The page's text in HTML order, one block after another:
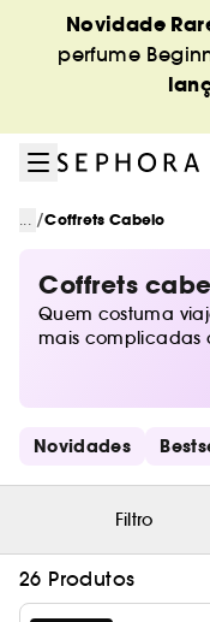
Ir para o menu
Ir para o
Ir para o rodapé
Novidade
perfume
... /Coffrets Cabelo
Coffrets
Quem costuma
mais complicadas
produtos que
bagagem.
Saltar os links
Novidades
Filtro
26 Produtos